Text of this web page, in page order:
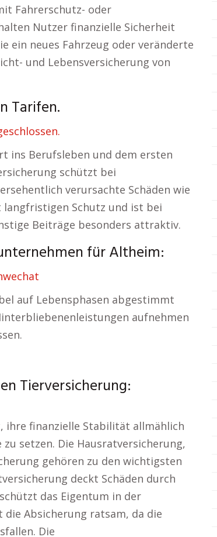
Fahrerschutz- oder
Nutzer finanzielle Sicherheit
ein neues Fahrzeug oder veränderte
und Lebensversicherung von
Tarifen.
ins Berufsleben und dem ersten
schützt bei
verursachte Schäden wie
langfristigen Schutz und ist bei
Beiträge besonders attraktiv.
für Altheim:
auf Lebensphasen abgestimmt
aufnehmen
Tierversicherung:
ihre finanzielle Stabilität allmählich
setzen. Die Hausratversicherung,
gehören zu den wichtigsten
deckt Schäden durch
das Eigentum in der
die Absicherung ratsam, da die
Die